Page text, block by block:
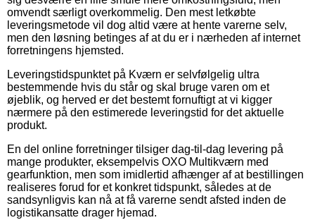
omvendt særligt overkommelig. Den mest letkøbte
leveringsmetode vil dog altid være at hente varerne selv,
men den løsning betinges af at du er i nærheden af internet
forretningens hjemsted.
Leveringstidspunktet på Kværn er selvfølgelig ultra
bestemmende hvis du står og skal bruge varen om et
øjeblik, og herved er det bestemt fornuftigt at vi kigger
nærmere på den estimerede leveringstid for det aktuelle
produkt.
En del online forretninger tilsiger dag-til-dag levering på
mange produkter, eksempelvis OXO Multikværn med
gearfunktion, men som imidlertid afhænger af at bestillingen
realiseres forud for et konkret tidspunkt, således at de
sandsynligvis kan nå at få varerne sendt afsted inden de
logistikansatte drager hjemad.